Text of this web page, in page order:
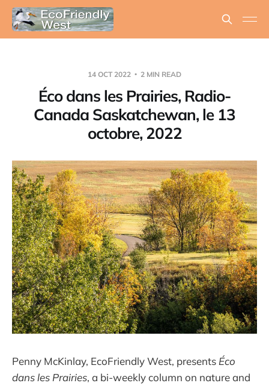
14 OCT 2022 2 MIN READ
Éco dans les Prairies, Radio-
Canada Saskatchewan, le 13
octobre, 2022
Penny McKinlay, EcoFriendly West, presents Éco
dans les Prairies, a bi-weekly column on nature and